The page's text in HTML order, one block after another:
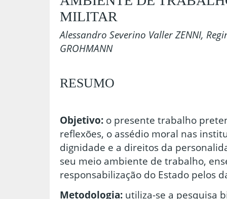
MILITAR
Alessandro Severino Valler ZENNI,
GROHMANN
RESUMO
Objetivo: o presente trabalho
reflexões, o assédio moral nas
dignidade e a direitos da
seu meio ambiente de trabalho,
responsabilização do Estado pelos
Metodologia: utiliza-se a pesquisa